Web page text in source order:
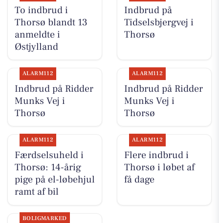
To indbrud i
Thorsø blandt 13
anmeldte i
Østjylland
Indbrud på
Tidselsbjergvej i
Thorsø
ALARM112
Indbrud på Ridder
Munks Vej i
Thorsø
ALARM112
Indbrud på Ridder
Munks Vej i
Thorsø
ALARM112
Færdselsuheld i
Thorsø: 14-årig
pige på el-løbehjul
ramt af bil
ALARM112
Flere indbrud i
Thorsø i løbet af
få dage
BOLIGMARKED